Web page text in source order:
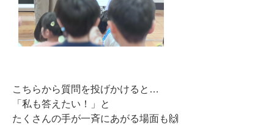
こちらから質問を投げかけると…
「私も答えたい！」と
たくさんの手が一斉にあがる場面も🙌